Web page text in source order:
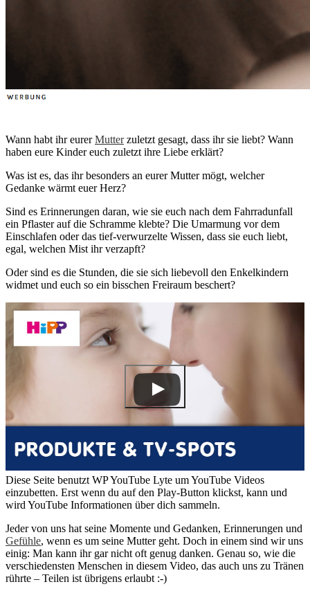
Wann habt ihr eurerMutterzuletzt gesagt, dass ihr sie liebt? Wann
haben eure Kinder euch zuletzt ihre Liebe erklärt?
Was ist es, das ihr besonders an eurer Mutter mögt, welcher
Gedanke wärmt euer Herz?
Sind es Erinnerungen daran, wie sie euch nach dem Fahrradunfall
ein Pflaster auf die Schramme klebte? Die Umarmung vor dem
Einschlafen oder das tief-verwurzelte Wissen, dass sie euch liebt,
egal, welchen Mist ihr verzapft?
Oder sind es die Stunden, die sie sich liebevoll den Enkelkindern
widmet und euch so ein bisschen Freiraum beschert?
Diese Seite benutzt WP YouTube Lyte um YouTube Videos
einzubetten. Erst wenn du auf den Play-Button klickst, kann und
wird YouTube Informationen über dich sammeln.
Jeder von uns hat seine Momente und Gedanken, Erinnerungen und
Gefühle, wenn es um seine Mutter geht. Doch in einem sind wir uns
einig: Man kann ihr gar nicht oft genug danken. Genau so, wie die
verschiedensten Menschen in diesem Video, das auch uns zu Tränen
rührte – Teilen ist übrigens erlaubt :-)